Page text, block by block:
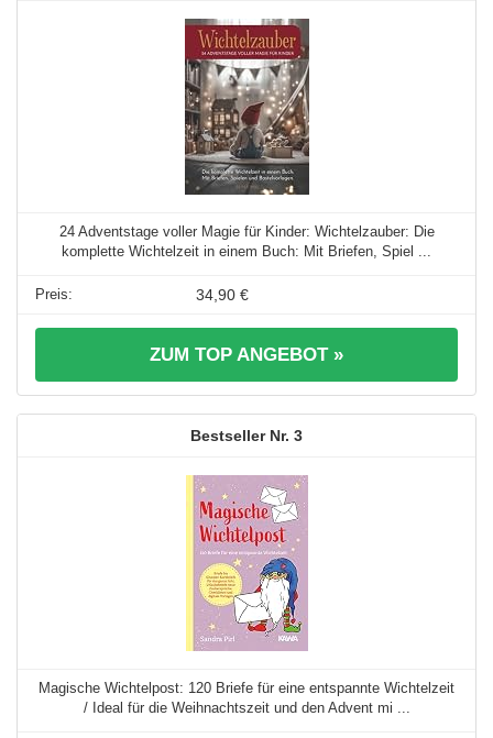
24 Adventstage voller Magie für Kinder: Wichtelzauber: Die
komplette Wichtelzeit in einem Buch: Mit Briefen, Spiel ...
34,90 €
ZUM TOP ANGEBOT »
3
Magische Wichtelpost: 120 Briefe für eine entspannte Wichtelzeit
/ Ideal für die Weihnachtszeit und den Advent mi ...